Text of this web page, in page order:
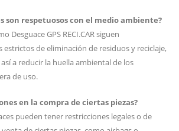
son respetuosos con el medio ambiente?
Desguace GPS RECI.CAR siguen
de eliminación de residuos y reciclaje,
a reducir la huella ambiental de los
de uso.
en la compra de ciertas piezas?
pueden tener restricciones legales o de